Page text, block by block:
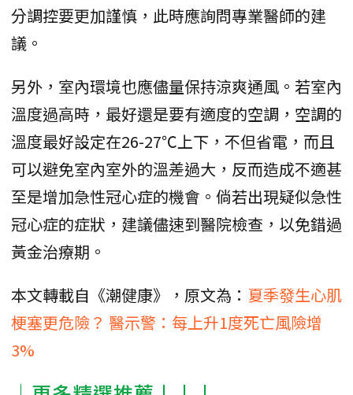
分調控要更加謹慎，此時應詢問專業醫師的建
議。
另外，室內環境也應儘量保持涼爽通風。若室內
溫度過高時，最好還是要有適度的空調，空調的
溫度最好設定在26-27℃上下，不但省電，而且
可以避免室內室外的溫差過大，反而造成不適甚
至是增加急性冠心症的機會。倘若出現疑似急性
冠心症的症狀，建議儘速到醫院檢查，以免錯過
黃金治療期。
本文轉載自《潮健康》，原文為： 夏季發生心肌
梗塞更危險？ 醫示警：每上升1度死亡風險增
3%